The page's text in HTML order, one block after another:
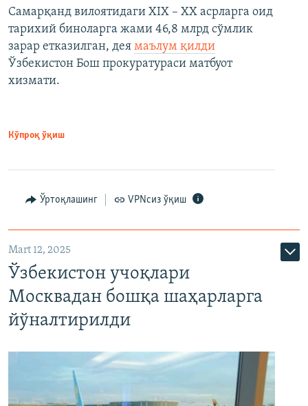
Самарқанд вилоятидаги XIX – XX асрларга оид
тарихий биноларга жами 46,8 млрд сўмлик
зарар етказилган, дея маълум қилди
Ўзбекистон Бош прокуратураси матбуот
хизмати.
Кўпроқ ўқиш
Ўртоқлашинг VPNсиз ўқиш
Mart 12, 2025
Ўзбекистон учоқлари
Москвадан бошқа шаҳарларга
йўналтирилди